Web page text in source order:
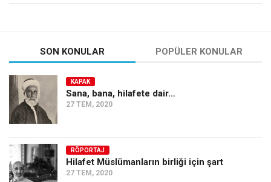
SON KONULAR POPÜLER KONULAR
KAPAK
Sana, bana, hilafete dair…
27 TEM, 2020
RÖPORTAJ
Hilafet Müslümanların birliği için şart
27 TEM, 2020